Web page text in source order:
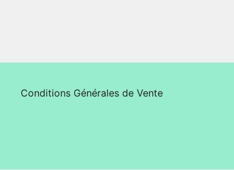
Conditions Générales de Vente